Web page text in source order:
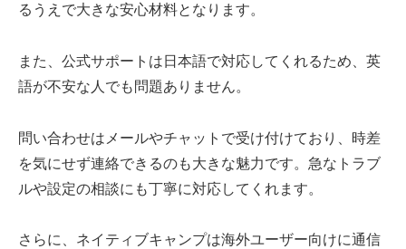
るうえで大きな安心材料となります。
また、公式サポートは日本語で対応してくれるため、英
語が不安な人でも問題ありません。
問い合わせはメールやチャットで受け付けており、時差
を気にせず連絡できるのも大きな魅力です。急なトラブ
ルや設定の相談にも丁寧に対応してくれます。
さらに、ネイティブキャンプは海外ユーザー向けに通信